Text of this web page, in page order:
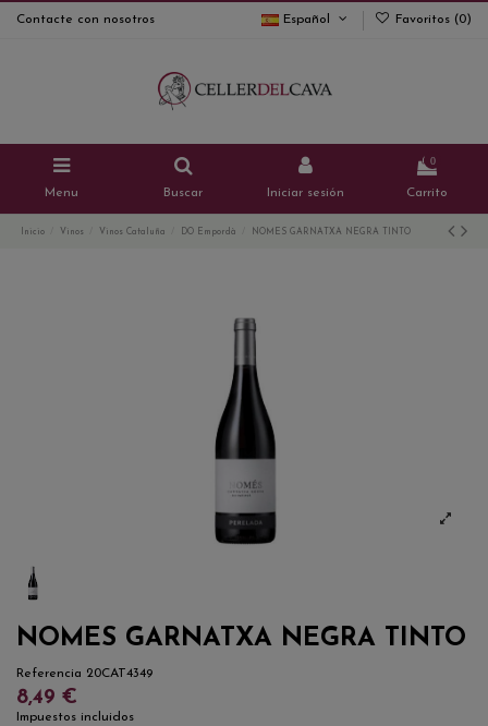
Contacte con nosotros Español Favoritos (0)
Menu Buscar Iniciar sesión
0
Carrito
Inicio Vinos Vinos Cataluña DO Empordà NOMES GARNATXA NEGRA TINTO
NOMES GARNATXA NEGRA TINTO
Referencia 20CAT4349
8,49 €
Impuestos incluidos